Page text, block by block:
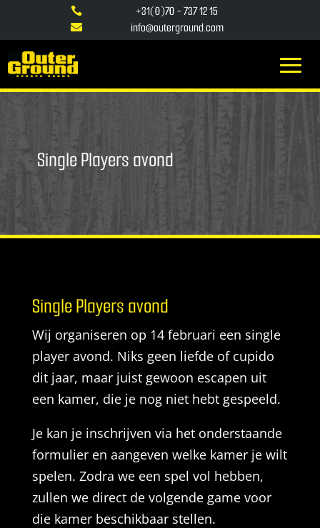
 +31(0)70 - 737 12 15
 info@outerground.com
Single Players avond
Single Players avond
Wij organiseren op 14 februari een single
player avond. Niks geen liefde of cupido
dit jaar, maar juist gewoon escapen uit
een kamer, die je nog niet hebt gespeeld.
Je kan je inschrijven via het onderstaande
formulier en aangeven welke kamer je wilt
spelen. Zodra we een spel vol hebben,
zullen we direct de volgende game voor
die kamer beschikbaar stellen.